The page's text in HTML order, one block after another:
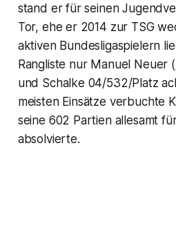
stand er für seinen
Tor, ehe er 2014 zur TSG
aktiven Bundesligaspielern
Rangliste nur Manuel Neuer (
und Schalke 04/532/Platz
meisten Einsätze verbuchte
seine 602 Partien allesamt
absolvierte.